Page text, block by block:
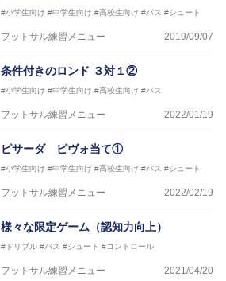
#小学生向け #中学生向け #高校生向け #パス #シュート
フットサル練習メニュー 2019/09/07
条件付きのロンド ３対１②
#小学生向け #中学生向け #高校生向け #パス
フットサル練習メニュー 2022/01/19
ピサーダ ピヴォ当て①
#小学生向け #中学生向け #高校生向け #パス #シュート
フットサル練習メニュー 2022/02/19
様々な限定ゲーム（認知力向上）
#ドリブル #パス #シュート #コントロール
フットサル練習メニュー 2021/04/20